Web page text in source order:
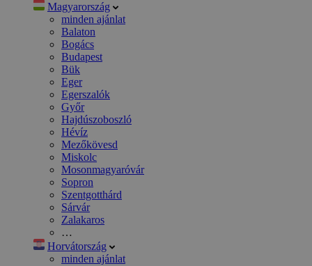
Magyarország
minden ajánlat
Balaton
Bogács
Budapest
Bük
Eger
Egerszalók
Győr
Hajdúszoboszló
Hévíz
Mezőkövesd
Miskolc
Mosonmagyaróvár
Sopron
Szentgotthárd
Sárvár
Zalakaros
…
Horvátország
minden ajánlat